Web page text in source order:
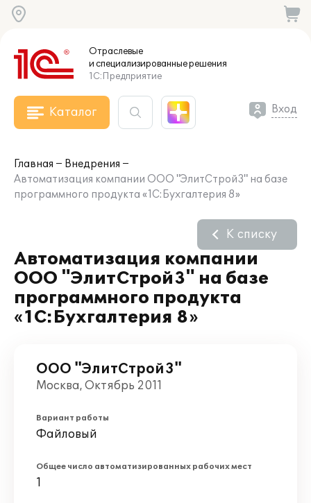
Отраслевые
и специализированныерешения
1С:Предприятие
Каталог Вход
Главная
Внедрения
Автоматизация компании ООО "ЭлитСтрой3" на базе
программного продукта «1С:Бухгалтерия 8»
Автоматизация компании
ООО "ЭлитСтрой3" на базе
программного продукта
«1С:Бухгалтерия 8»
К списку
ООО "ЭлитСтрой3"
Москва, Октябрь 2011
Вариант работы
Файловый
Общее число автоматизированных рабочих мест
1